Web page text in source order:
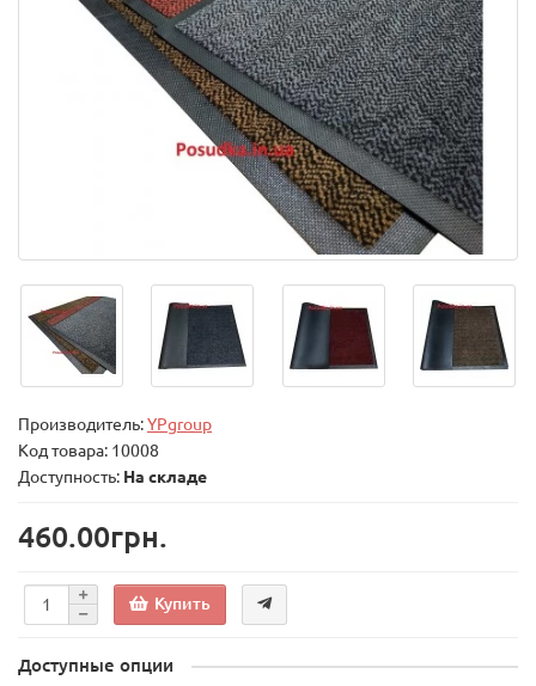
Производитель:YPgroup
Код товара: 10008
Доступность: На складе
460.00грн.
Купить
Доступные опции